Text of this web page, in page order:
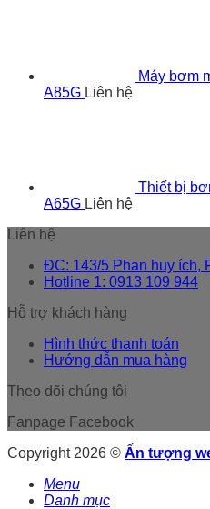
Máy bơm
A85G Liên hệ
Thiết bị
A65G Liên hệ
Liên hệ
ĐC: 143/5 Phan huy ích,
Hotline 1: 0913 109 944
Hỗ trợ khách hàng
Hình thức thanh toán
Hướng dẫn mua hàng
Theo dõi chúng tôi
Fanpage Facebook
Copyright 2026 © Ấn tượng
Menu
Danh mục